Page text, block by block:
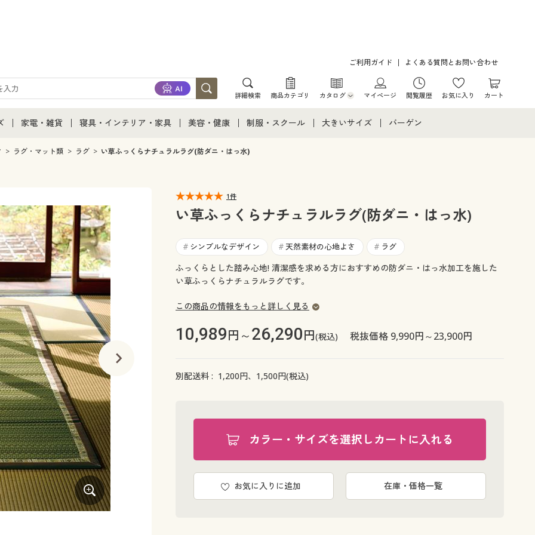
ご利用ガイド よくある質問とお問い合わせ
詳細検索 商品カテゴリ カタログ
カタログ・チラシからのご注文
マイページ 閲覧履歴 お気に入り カート
通販すべて
下着
家電・雑貨
家電・雑貨すべて
キッチン・雑貨・日用品
寝具・インテリア・家具
寝具・インテリア・家具通販すべて
寝具・ベッド
カーテン・ラグ・ファブリック
美容・健康
美容・健康通販すべて
制服・スクール
制服・スクールすべて
ジュニア・ティーンズ下着
大きいサイズ
大きいサイズ レディース下着
大きいサイズ メンズ
大きいサイズ 事務・制服
バーゲン
ラグ・マット類 ラグ い草ふっくらナチュラルラグ(防ダニ・はっ水)
1件
い草ふっくらナチュラルラグ(防ダニ・はっ水)
# シンプルなデザイン # 天然素材の心地よさ # ラグ
ふっくらとした踏み心地! 清潔感を求める方におすすめの防ダニ・はっ水加工を施した
い草ふっくらナチュラルラグです。
この商品の情報をもっと詳しく見る
10,989円～26,290円(税込) 税抜価格 9,990円～23,900円
別配送料 : 1,200円、 1,500円(税込)
カラー・サイズを選択しカートに入れる
お気に入りに追加 在庫・価格一覧